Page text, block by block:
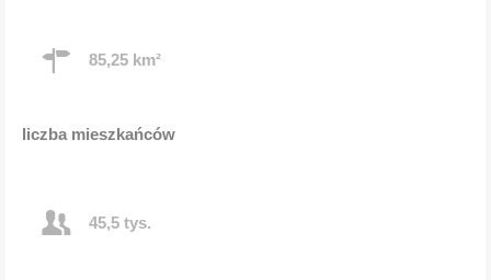
85,25 km²
liczba mieszkańców
45,5 tys.